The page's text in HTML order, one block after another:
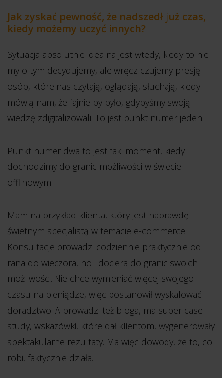
Jak zyskać pewność, że nadszedł już czas,
kiedy możemy uczyć innych?
Sytuacja absolutnie idealna jest wtedy, kiedy to nie
my o tym decydujemy, ale wręcz czujemy presję
osób, które nas czytają, oglądają, słuchają, kiedy
mówią nam, że fajnie by było, gdybyśmy swoją
wiedzę zdigitalizowali. To jest punkt numer jeden.
Punkt numer dwa to jest taki moment, kiedy
dochodzimy do granic możliwości w świecie
offlinowym.
Mam na przykład klienta, który jest naprawdę
świetnym specjalistą w temacie e-commerce.
Konsultacje prowadzi codziennie praktycznie od
rana do wieczora, no i dociera do granic swoich
możliwości. Nie chce wymieniać więcej swojego
czasu na pieniądze, więc postanowił wyskalować
doradztwo. A prowadzi też bloga, ma super case
study, wskazówki, które dał klientom, wygenerowały
spektakularne rezultaty. Ma więc dowody, że to, co
robi, faktycznie działa.